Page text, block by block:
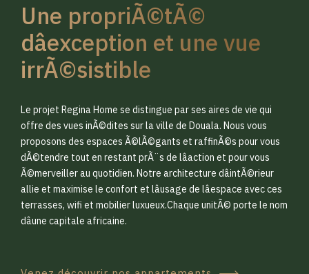
Une propriÃ©tÃ©
dâexception et une vue
irrÃ©sistible
Le projet Regina Home se distingue par ses aires de vie qui
offre des vues inÃ©dites sur la ville de Douala. Nous vous
proposons des espaces Ã©lÃ©gants et raffinÃ©s pour vous
dÃ©tendre tout en restant prÃ¨s de lâaction et pour vous
Ã©merveiller au quotidien. Notre architecture dâintÃ©rieur
allie et maximise le confort et lâusage de lâespace avec ces
terrasses, wifi et mobilier luxueux.Chaque unitÃ© porte le nom
dâune capitale africaine.
0
1
2
3
0
1
2
3